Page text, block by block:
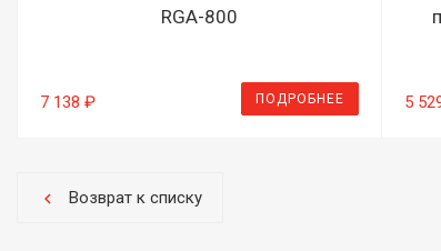
RGA-800
7 138 ₽ ПОДРОБНЕЕ 5
chevron_left Возврат к списку